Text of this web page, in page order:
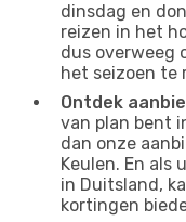
dinsdag en
reizen in het
dus overweeg
het seizoen te
Ontdek
van plan bent
dan onze
Keulen. En als
in Duitsland,
kortingen